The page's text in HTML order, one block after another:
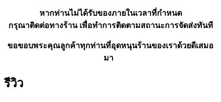
หากท่านไม่ได้รับของภายในเวลาที่กำหนด
กรุณาติดต่อทางร้าน เพื่อทำการติดตามสถานะการจัดส่งทันที
ขอขอบพระคุณลูกค้าทุกท่านที่อุดหนุนร้านของเราด้วยดีเสมอ
มา
รีวิว